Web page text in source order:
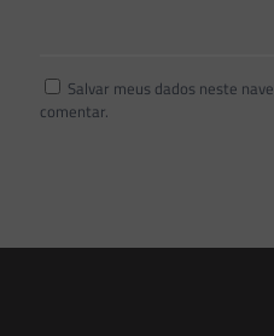
Salvar meus dados neste
comentar.